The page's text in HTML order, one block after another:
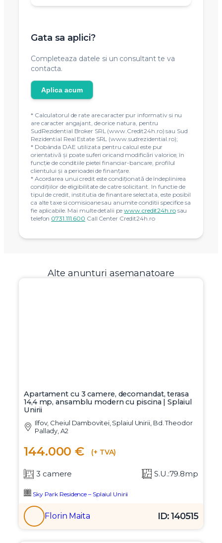
Gata sa aplici?
Completeaza datele si un consultant te va
contacta.
Aplica acum
* Calculatorul de rate are caracter pur informativ si nu
are caracter angajant, de orice natura, pentru
SudRezidential Broker SRL (www.Credit24h.ro) sau Sud
Rezidential Real Estate SRL (www.sudrezidential.ro);
* Dobânda DAE utilizata pentru calcul este pur
orientativă și poate suferi oricand modificări valorice, în
funcție de conditiile pietei financiar-bancare, profilul
clientului și a perioadei de finanțare.
* Acordarea unui credit este condiţionată de îndeplinirea
condiţiilor de eligibilitate de catre solicitant. In functie de
tipul de credit, institutia de finantare selectata, este posibil
ca alte taxe si comisioane sau anumite conditii specifice sa
fie aplicabile. Mai multe detalii pewww.credit24h.rosau
telefon 0731.111.600 Call Center Credit24h.ro
Alte anunturi asemanatoare
Apartament cu 3 camere, decomandat, terasa
14,4 mp, ansamblu modern cu piscina | Splaiul
Unirii
Ilfov, Cheiul Dambovitei, Splaiul Unirii, Bd. Theodor
Pallady, A2
144.000 € (+ TVA)
3 camere S.U.:79.8mp
Sky Park Residence – Splaiul Unirii
Florin Maita ID: 140515